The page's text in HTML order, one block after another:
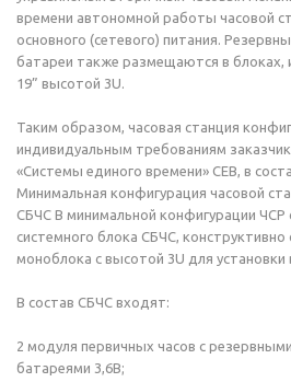
времени автономной работы часовой
основного (сетевого) питания.
батареи также размещаются в
19” высотой 3U.
Таким образом, часовая станция
индивидуальным требованиям
«Системы единого времени» СЕВ, в
Минимальная конфигурация часовой
СБЧС В минимальной конфигурации ЧСР
системного блока СБЧС,
моноблока с высотой 3U для установки
В состав СБЧС входят:
2 модуля первичных часов с
батареями 3,6В;